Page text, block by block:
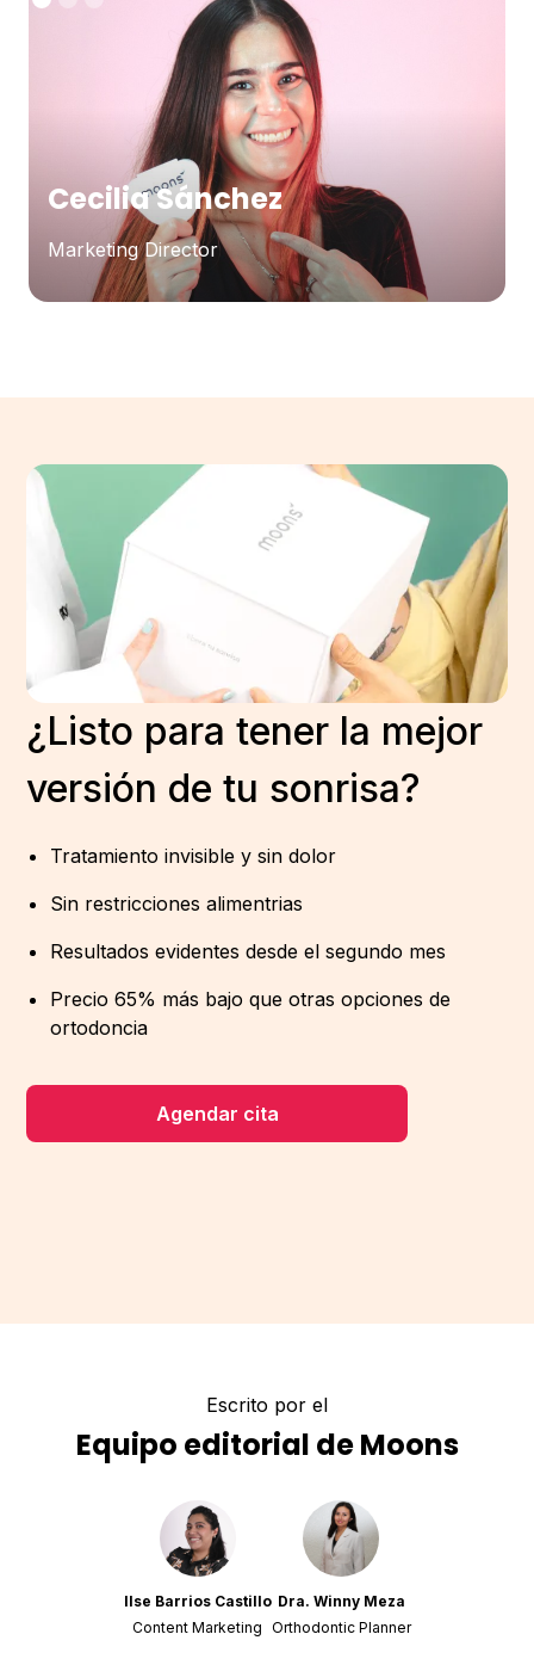
Cecilia Sánchez
Marketing Director
¿Listo para tener la mejor
versión de tu sonrisa?
Tratamiento invisible y sin dolor
Sin restricciones alimentrias
Resultados evidentes desde el segundo mes
Precio 65% más bajo que otras opciones de
ortodoncia
Agendar cita
Escrito por el
Equipo editorial de Moons
Ilse Barrios Castillo
Content Marketing
Dra. Winny Meza
Orthodontic Planner